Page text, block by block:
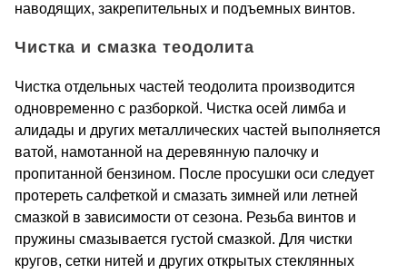
наводящих, закрепительных и подъемных винтов.
Чистка и смазка теодолита
Чистка отдельных частей теодолита производится
одновременно с разборкой. Чистка осей лимба и
алидады и других металлических частей выполняется
ватой, намотанной на деревянную палочку и
пропитанной бензином. После просушки оси следует
протереть салфеткой и смазать зимней или летней
смазкой в зависимости от сезона. Резьба винтов и
пружины смазывается густой смазкой. Для чистки
кругов, сетки нитей и других открытых стеклянных